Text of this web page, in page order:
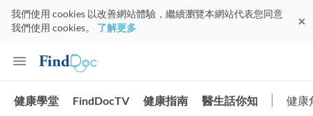
我們使用 cookies 以改善網站體驗，繼續瀏覽本網站代表您同意
我們使用 cookies。 了解更多
健康學堂 FindDocTV 健康指南 醫生話你知 健康